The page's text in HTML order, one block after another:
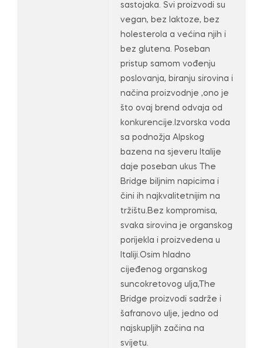
sastojaka. Svi proizvodi su
vegan, bez laktoze, bez
holesterola a većina njih i
bez glutena. Poseban
pristup samom vođenju
poslovanja, biranju sirovina i
načina proizvodnje ,ono je
što ovaj brend odvaja od
konkurencije.Izvorska voda
sa podnožja Alpskog
bazena na sjeveru Italije
daje poseban ukus The
Bridge biljnim napicima i
čini ih najkvalitetnijim na
tržištu.Bez kompromisa,
svaka sirovina je organskog
porijekla i proizvedena u
Italiji.Osim hladno
cijeđenog organskog
suncokretovog ulja,The
Bridge proizvodi sadrže i
šafranovo ulje, jedno od
najskupljih začina na
svijetu.